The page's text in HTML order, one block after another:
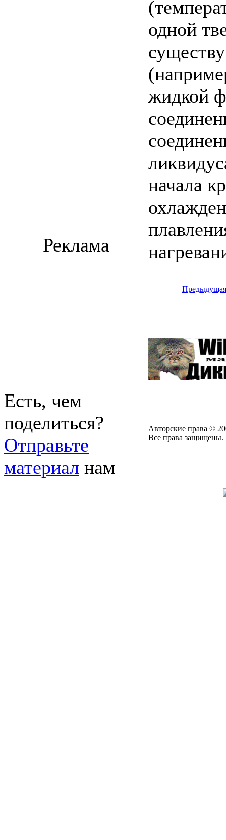
одной
жидкой
начала
Предыдущая
Реклама
Есть, чем
поделиться?
Отправьте
материал нам
Авторские права ©
Все права защищены.